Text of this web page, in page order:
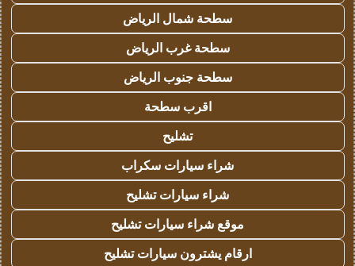
سطحة شمال الرياض
سطحة غرب الرياض
سطحة جنوب الرياض
اقرب سطحة
تشليح
شراء سيارات سكراب
شراء سيارات تشليح
موقع شراء سيارات تشليح
ارقام يشترون سيارات تشليح